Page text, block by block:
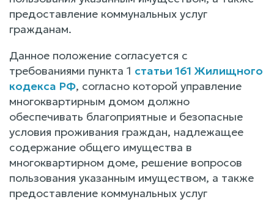
предоставление коммунальных услуг
гражданам.
Данное положение согласуется с
требованиями пункта 1 статьи 161 Жилищного
кодекса РФ, согласно которой управление
многоквартирным домом должно
обеспечивать благоприятные и безопасные
условия проживания граждан, надлежащее
содержание общего имущества в
многоквартирном доме, решение вопросов
пользования указанным имуществом, а также
предоставление коммунальных услуг